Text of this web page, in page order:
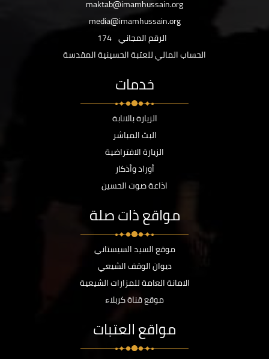
maktab@imamhussain.org
media@imamhussain.org
الرقم المجاني 174
الحساب المالي للعتبة الحسينية المقدسة
خدمات
الزيارة بالانابة
البث المباشر
الزيارة الافتراضية
أوراد وأذكار
اذاعة صوت الحسين
مواقع ذات صلة
موقع السيد السيستاني
ديوان الوقف الشيعي
الامانة العامة للمزارات الشيعية
موقع قناة كربلاء
مواقع العتبات